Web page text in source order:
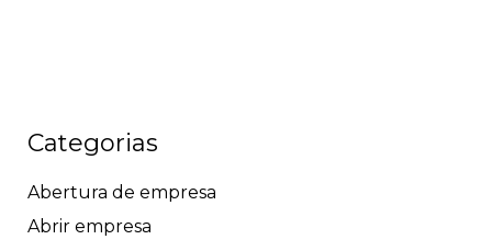
Categorias
Abertura de empresa
Abrir empresa